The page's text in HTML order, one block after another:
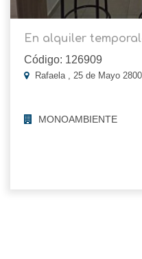
En alquiler
Código: 126909
Rafaela , 25 de Mayo
MONOAMBIENTE